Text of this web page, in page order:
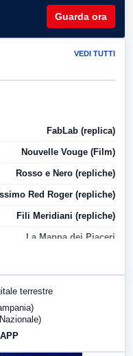
Guarda ora
VEDI TUTTI
FabLab (replica)
Nouvelle Vouge (Film)
Rosso e Nero (repliche)
Red Roger (repliche)
Fili Meridiani (repliche)
La Mappa dei Piaceri
terrestre
APP